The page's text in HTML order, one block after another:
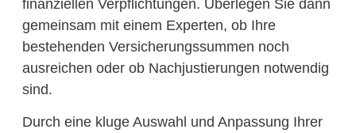
finanziellen Verpflichtungen. Überlegen Sie dann
gemeinsam mit einem Experten, ob Ihre
bestehenden Versicherungssummen noch
ausreichen oder ob Nachjustierungen notwendig
sind.
Durch eine kluge Auswahl und Anpassung Ihrer